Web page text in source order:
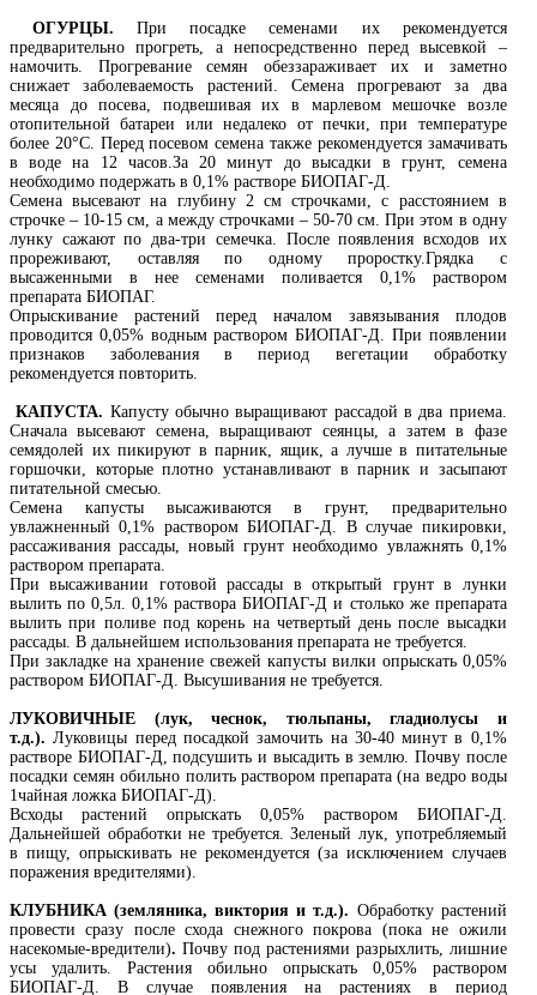
ОГУРЦЫ.При посадке семенами их рекомендуется
предварительно прогреть, а непосредственно перед высевкой –
намочить. Прогревание семян обеззараживает их и заметно
снижает заболеваемость растений. Семена прогревают за два
месяца до посева, подвешивая их в марлевом мешочке возле
отопительной батареи или недалеко от печки, при температуре
более 20°С. Перед посевом семена также рекомендуется замачивать
в воде на 12 часов.За 20 минут до высадки в грунт, семена
необходимо подержать в 0,1% растворе БИОПАГ-Д.
Семена высевают на глубину 2 см строчками, с расстоянием в
строчке – 10-15 см, а между строчками – 50-70 см. При этом в одну
лунку сажают по два-три семечка. После появления всходов их
прореживают, оставляя по одному проростку.Грядка с
высаженными в нее семенами поливается 0,1% раствором
препарата БИОПАГ.
Опрыскивание растений перед началом завязывания плодов
проводится 0,05% водным раствором БИОПАГ-Д. При появлении
признаков заболевания в период вегетации обработку
рекомендуется повторить.
КАПУСТА. Капусту обычно выращивают рассадой в два приема.
Сначала высевают семена, выращивают сеянцы, а затем в фазе
семядолей их пикируют в парник, ящик, а лучше в питательные
горшочки, которые плотно устанавливают в парник и засыпают
питательной смесью.
Семена капусты высаживаются в грунт, предварительно
увлажненный 0,1% раствором БИОПАГ-Д. В случае пикировки,
рассаживания рассады, новый грунт необходимо увлажнять 0,1%
раствором препарата.
При высаживании готовой рассады в открытый грунт в лунки
вылить по 0,5л. 0,1% раствора БИОПАГ-Д и столько же препарата
вылить при поливе под корень на четвертый день после высадки
рассады. В дальнейшем использования препарата не требуется.
При закладке на хранение свежей капусты вилки опрыскать 0,05%
раствором БИОПАГ-Д. Высушивания не требуется.
ЛУКОВИЧНЫЕ (лук, чеснок, тюльпаны, гладиолусы и
т.д.). Луковицы перед посадкой замочить на 30-40 минут в 0,1%
растворе БИОПАГ-Д, подсушить и высадить в землю. Почву после
посадки семян обильно полить раствором препарата (на ведро воды
1чайная ложка БИОПАГ-Д).
Всходы растений опрыскать 0,05% раствором БИОПАГ-Д.
Дальнейшей обработки не требуется. Зеленый лук, употребляемый
в пищу, опрыскивать не рекомендуется (за исключением случаев
поражения вредителями).
КЛУБНИКА (земляника, виктория и т.д.). Обработку растений
провести сразу после схода снежного покрова (пока не ожили
насекомые-вредители). Почву под растениями разрыхлить, лишние
усы удалить. Растения обильно опрыскать 0,05% раствором
БИОПАГ-Д. В случае появления на растениях в период